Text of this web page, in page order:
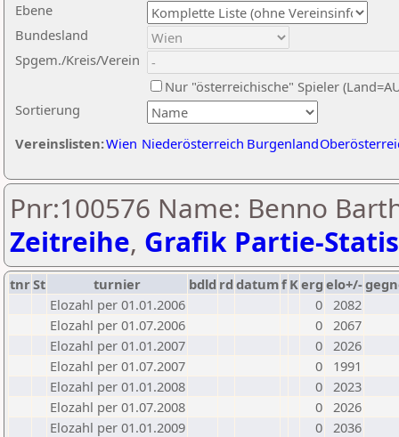
Ebene
Sortierung
Bundesland
Spgem./Kreis/Verein
Nur "österreichische" Spieler
Vereinslisten:Wien Niederösterreich Burgenland
Pnr:100576 Name: Benno
Zeitreihe, Grafik Partie-
tnrSt turnier bdld rd datumf Kerg elo+/-
Elozahl per 01.01.2006
0 2082
Elozahl per 01.07.2006
0 2067
Elozahl per 01.01.2007
0 2026
Elozahl per 01.07.2007
0
1991
Elozahl per 01.01.2008
0 2023
Elozahl per 01.07.2008
0 2026
Elozahl per 01.01.2009
0 2036